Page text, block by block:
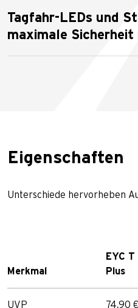
Tagfahr-LEDs und
maximale
Eigenschaften
Unterschiede hervorheben
Merkmal
EYC T
Plus
UVP 74,90 €